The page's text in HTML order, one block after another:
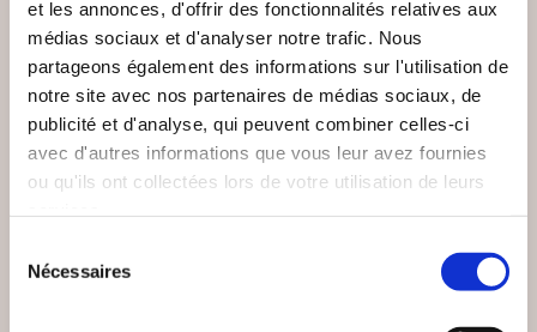
et les annonces, d'offrir des fonctionnalités relatives aux
médias sociaux et d'analyser notre trafic. Nous
partageons également des informations sur l'utilisation de
notre site avec nos partenaires de médias sociaux, de
publicité et d'analyse, qui peuvent combiner celles-ci
avec d'autres informations que vous leur avez fournies
ou qu'ils ont collectées lors de votre utilisation de leurs
Nécessaires
Olivier Sauret